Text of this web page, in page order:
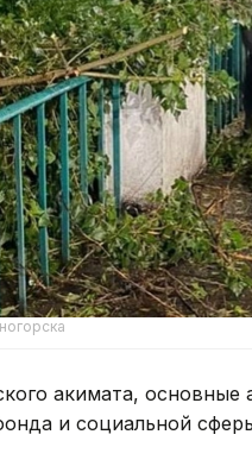
акимата, основные
и социальной